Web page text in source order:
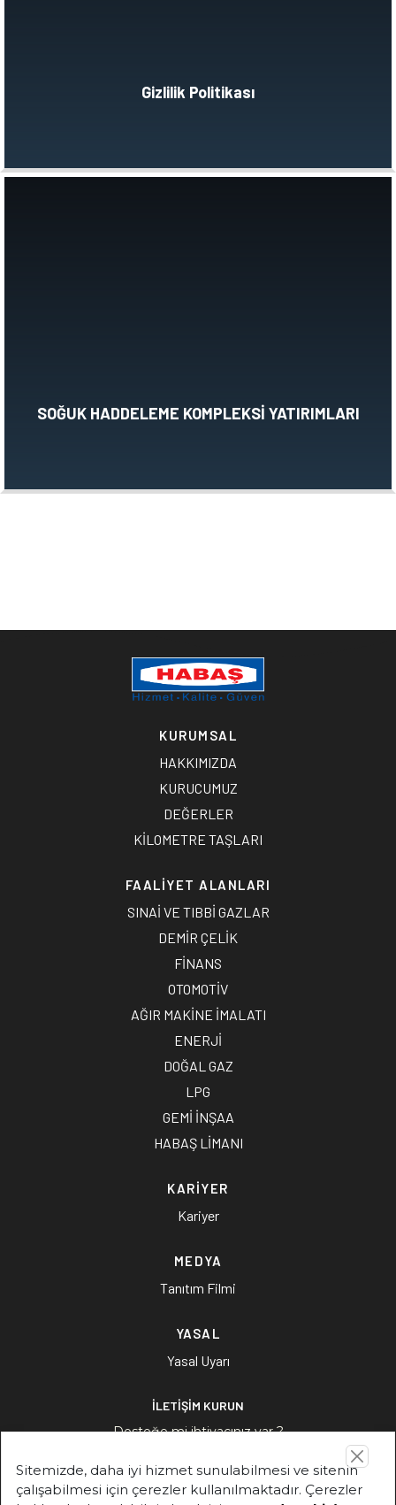
Sitemizde, daha iyi hizmet sunulabilmesi ve sitenin
çalışabilmesi için çerezler kullanılmaktadır. Çerezler
Gizlilik Politikası
SOĞUK HADDELEME KOMPLEKSİ YATIRIMLARI
KURUMSAL
HAKKIMIZDA
KURUCUMUZ
DEĞERLER
KİLOMETRE TAŞLARI
FAALİYET ALANLARI
SINAİ VE TIBBİ GAZLAR
DEMİR ÇELİK
FİNANS
OTOMOTİV
AĞIR MAKİNE İMALATI
ENERJİ
DOĞAL GAZ
LPG
GEMİ İNŞAA
HABAŞ LİMANI
KARİYER
Kariyer
MEDYA
Tanıtım Filmi
YASAL
Yasal Uyarı
İLETİŞİM KURUN
Desteğe mi ihtiyacınız var ?
İLETİŞİM KURUN